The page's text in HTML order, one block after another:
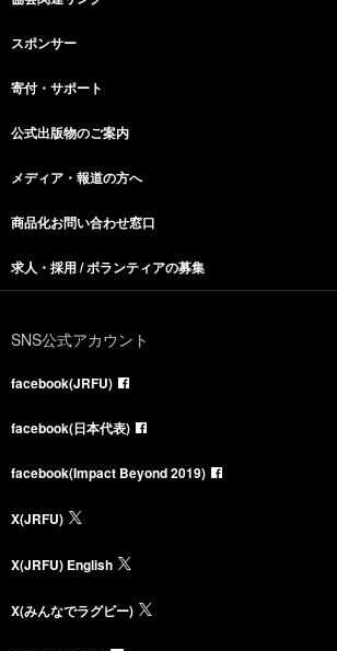
スポンサー
寄付・サポート
公式出版物のご案内
メディア・報道の方へ
商品化お問い合わせ窓口
求人・採用 / ボランティアの募集
SNS公式アカウント
facebook(JRFU)
facebook(日本代表)
facebook(Impact Beyond 2019)
X(JRFU)
X(JRFU) English
X(みんなでラグビー)